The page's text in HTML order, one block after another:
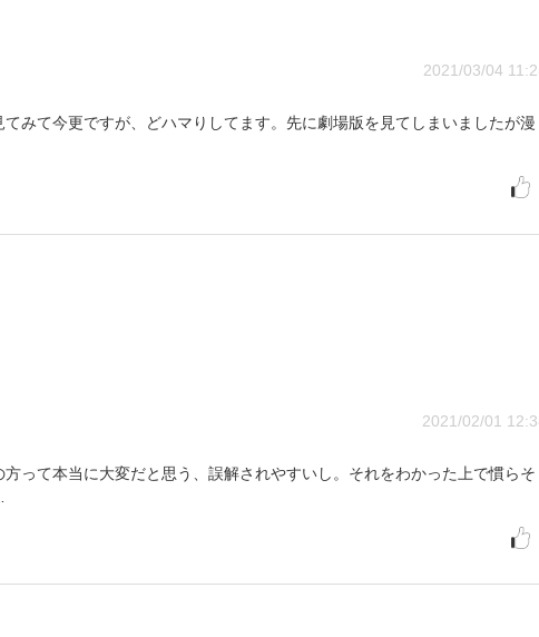
2021/03/04
みて今更ですが、どハマりしてます。先に劇場版を見てしまいましたが漫
2021/02/01
って本当に大変だと思う、誤解されやすいし。それをわかった上で慣らそ